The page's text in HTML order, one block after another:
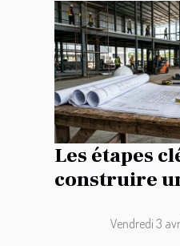
Les étapes
construire
Vendredi 3